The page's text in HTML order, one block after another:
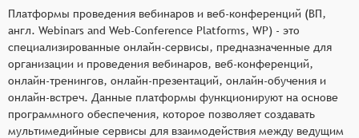
Платформы проведения вебинаров и веб-конференций (ВП,
англ. Webinars and Web-Conference Platforms, WP) - это
специализированные онлайн-сервисы, предназначенные для
организации и проведения вебинаров, веб-конференций,
онлайн-тренингов, онлайн-презентаций, онлайн-обучения и
онлайн-встреч. Данные платформы функционируют на основе
программного обеспечения, которое позволяет создавать
мультимедийные сервисы для взаимодействия между ведущим